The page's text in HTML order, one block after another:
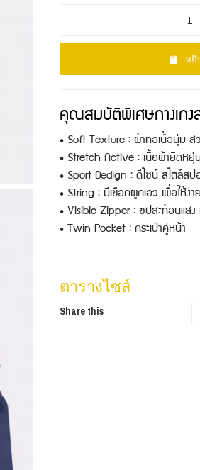
คุณสมบัติพิเศษกางเกง
• Soft Texture : ผ้าทอเนื้อนุ่ม ส
• Stretch Active : เนื้อผ้ายืดหยุ่
• Sport Dedign : ดีไซน์ สไตล์สปอ
• String : มีเชือกผูกเอว เพื่อให้ง่
• Visible Zipper : ซิปสะท้อนแสง
• Twin Pocket : กระเป๋าคู่หน้า
หยิ
Share this
ตารางไซส์